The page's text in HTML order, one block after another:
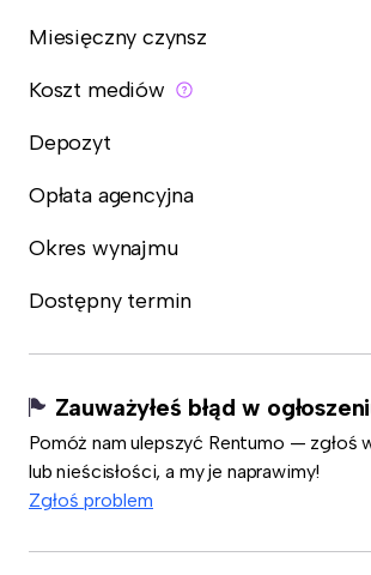
Miesięczny czynsz
Koszt mediów
Depozyt
Opłata agencyjna
Okres wynajmu
Dostępny termin
Zauważyłeś błąd w
Pomóż nam ulepszyć Rentumo — zgłoś
lub nieścisłości, a my je naprawimy!
Zgłoś problem